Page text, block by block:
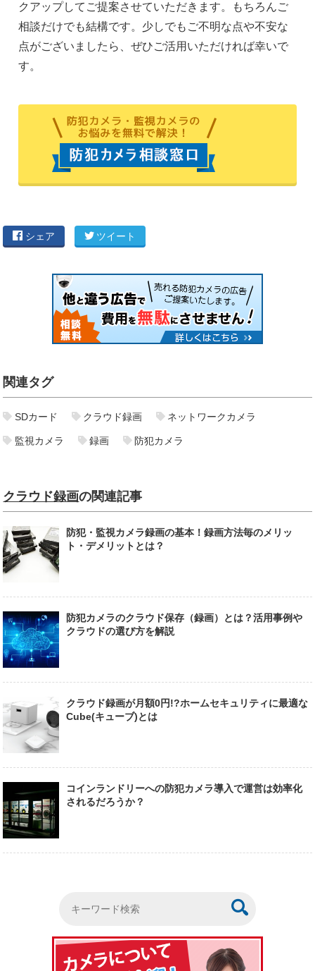
クアップしてご提案させていただきます。もちろんご
相談だけでも結構です。少しでもご不明な点や不安な
点がございましたら、ぜひご活用いただければ幸いで
す。
シェア ツイート
関連タグ
SDカード クラウド録画 ネットワークカメラ
監視カメラ 録画 防犯カメラ
クラウド録画の関連記事
防犯・監視カメラ録画の基本！録画方法毎のメリッ
ト・デメリットとは？
防犯カメラのクラウド保存（録画）とは？活用事例や
クラウドの選び方を解説
クラウド録画が月額0円!?ホームセキュリティに最適な
Cube(キューブ)とは
コインランドリーへの防犯カメラ導入で運営は効率化
されるだろうか？